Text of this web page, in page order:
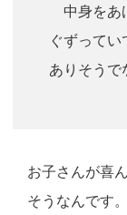
中身をあ
ぐずって
ありそうで
お子さんが喜
そうなんです